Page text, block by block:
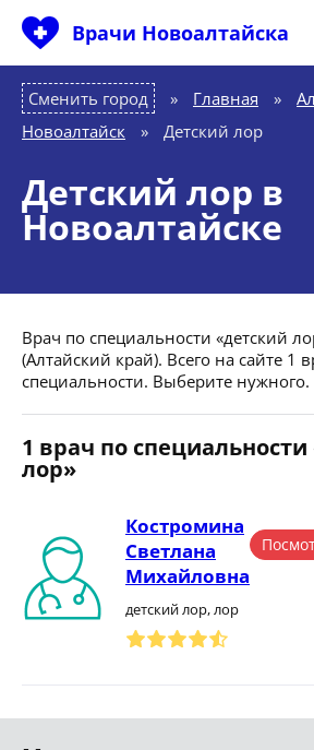
Врачи Новоалтайска
Сменить город Главная »
Новоалтайск
» Детский лор
Детский лор в
Новоалтайске
Врач по специальности «детский
(Алтайский край). Всего на сайте 1
специальности. Выберите нужного.
1 врач по
лор»
Костромина
Светлана
Михайловна
детский лор, лор